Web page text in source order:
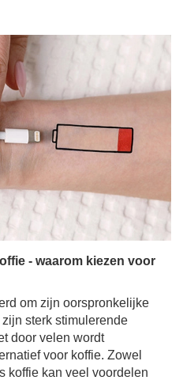
- waarom kiezen voor
om zijn oorspronkelijke
sterk stimulerende
door velen wordt
voor koffie. Zowel
koffie kan veel voordelen